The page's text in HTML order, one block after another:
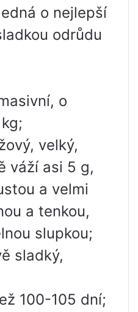
o nejlepší
odrůdu
o
velký,
váží asi 5 g,
a velmi
a tenkou,
slupkou;
sladký,
100-105 dní;